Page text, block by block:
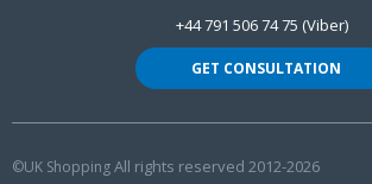
+44 791 506 74 75 (Viber)
GET CONSULTATION
©UK ShoppingAll rights reserved 2012-2026